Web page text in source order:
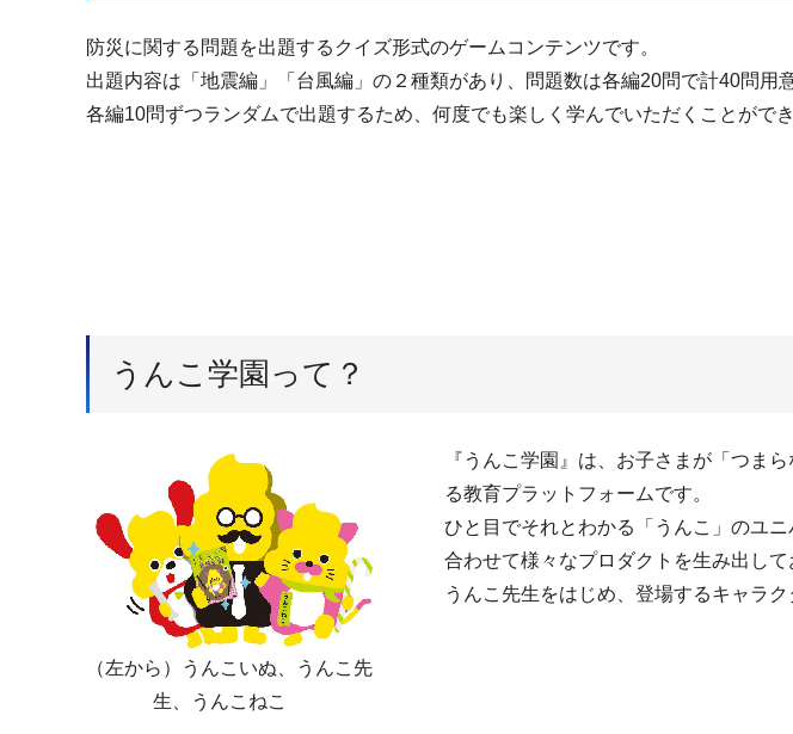
防災に関する問題を出題するクイズ形式のゲームコンテンツです。
出題内容は「地震編」「台風編」の２種類があり、問題数は各編20問で計40問用
各編10問ずつランダムで出題するため、何度でも楽しく学んでいただくことができ
うんこ学園って？
（左から）うんこいぬ、うんこ先
生、うんこねこ
『うんこ学園』は、お子さまが「つま
る教育プラットフォームです。
ひと目でそれとわかる「うんこ」のユ
合わせて様々なプロダクトを生み出し
うんこ先生をはじめ、登場するキャラ